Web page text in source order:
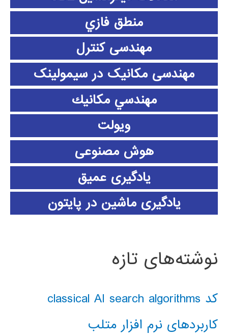
منطق فازي
مهندسی کنترل
مهندسی مکانیک در سیمولینک
مهندسي مكانيك
ویولت
هوش مصنوعی
یادگیری عمیق
یادگیری ماشین در پایتون
نوشته‌های تازه
کد classical AI search algorithms
کاربردهای نرم افزار متلب